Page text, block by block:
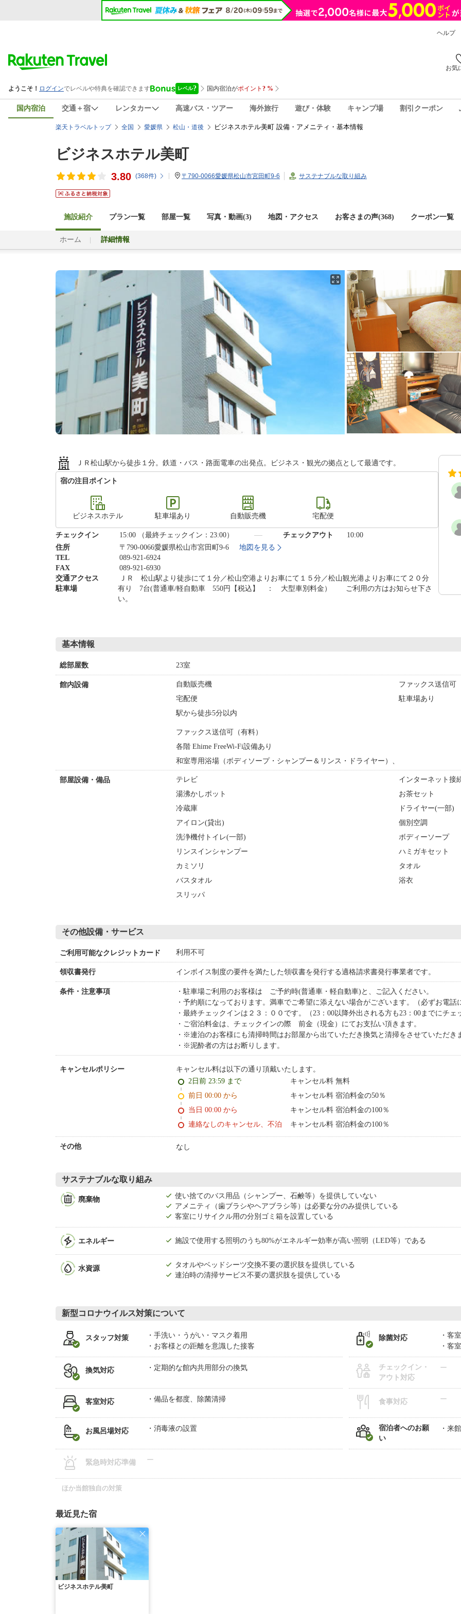
ヘルプ
お気
国内宿泊 交通＋宿 レンタカー 高速バス・ツアー 海外旅行 遊び・体験 キャンプ場 割引クーポン
楽天トラベルトップ 全国 愛媛県 松山・道後 ビジネスホテル美町 設備・アメニティ・基本情報
ビジネスホテル美町
3.80 (368件) 〒790-0066愛媛県松山市宮田町9-6 サステナブルな取り組み
施設紹介 プラン一覧 部屋一覧 写真・動画(3) 地図・アクセス お客さまの声(368) クーポン一覧
ホーム 詳細情報
ＪＲ松山駅から徒歩１分。鉄道・バス・路面電車の出発点。ビジネス・観光の拠点として最適です。
宿の注目ポイント
ビジネスホテル 駐車場あり 自動販売機 宅配便
チェックイン 15:00 （最終チェックイン：23:00） チェックアウト
10:00
住所
〒790-0066愛媛県松山市宮田町9-6
地図を見る
TEL
089-921-6924
FAX
089-921-6930
交通アクセス
ＪＲ 松山駅より徒歩にて１分／松山空港よりお車にて１５分／松山観光港よりお車にて２０分
駐車場
有り 7台(普通車/軽自動車 550円【税込】 ： 大型車別料金） ご利用の方はお知らせ下さ
い。
基本情報
総部屋数 23室
館内設備 自動販売機
ファックス送信可
宅配便
駐車場あり
駅から徒歩5分以内
ファックス送信可（有料）
各階 Ehime FreeWi-Fi設備あり
和室専用浴場（ボディソープ・シャンプー＆リンス・ドライヤー）、
部屋設備・備品 テレビ
インターネット接
湯沸かしポット
お茶セット
冷蔵庫
ドライヤー(一部)
アイロン(貸出)
個別空調
洗浄機付トイレ(一部)
ボディーソープ
リンスインシャンプー
ハミガキセット
カミソリ
タオル
バスタオル
浴衣
スリッパ
その他設備・サービス
ご利用可能なクレジットカード 利用不可
領収書発行 インボイス制度の要件を満たした領収書を発行する適格請求書発行事業者です。
条件・注意事項
駐車場ご利用のお客様は ご予約時(普通車・軽自動車)と、ご記入ください。
予約順になっております。満車でご希望に添えない場合がございます。（必ずお電話
最終チェックインは２３：００です。（23：00以降外出される方も23：00までにチェ
ご宿泊料金は、チェックインの際 前金（現金）にてお支払い頂きます。
※連泊のお客様にも清掃時間はお部屋から出ていただき換気と清掃をさせていただき
※泥酔者の方はお断りします。
キャンセルポリシー キャンセル料は以下の通り頂戴いたします。
2日前 23:59 まで
キャンセル料 無料
前日 00:00 から
キャンセル料 宿泊料金の50％
当日 00:00 から
キャンセル料 宿泊料金の100％
連絡なしのキャンセル、不泊
キャンセル料 宿泊料金の100％
その他 なし
サステナブルな取り組み
廃棄物
使い捨てのバス用品（シャンプー、石鹸等）を提供していない
アメニティ（歯ブラシやヘアブラシ等）は必要な分のみ提供している
客室にリサイクル用の分別ゴミ箱を設置している
エネルギー 施設で使用する照明のうち80%がエネルギー効率が高い照明（LED等）である
水資源
タオルやベッドシーツ交換不要の選択肢を提供している
連泊時の清掃サービス不要の選択肢を提供している
新型コロナウイルス対策について
スタッフ対策
手洗い・うがい・マスク着用
お客様との距離を意識した接客
除菌対応
客
客
換気対応 定期的な館内共用部分の換気
チェックイン・
アウト対応
ー
客室対応 備品を都度、除菌清掃 食事対応 ー
お風呂場対応 消毒液の設置
宿泊者へのお願
い
来
緊急時対応準備 ー
ほか当館独自の対策
最近見た宿
ビジネスホテル美町